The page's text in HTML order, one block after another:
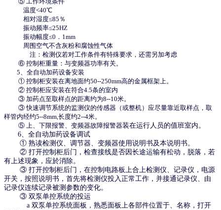
温度<40℃
相对湿度≤85％
振动频率≤25HZ
振动幅度≤0．1mm
周围空气不含灰粉和腐蚀性气体
注：检测仪若对工作条件有特殊要求，还需另加考虑
⑥ 控制柜重量：与变频器功率有关。
5、全自动加药设备安装
① 控制柜安装在离地面约50--250mm高的金属框架上。
② 控制柜应安装在符合4.5条的室内
③ 加药点至取样点的距离约为8--10米。
③ 快速调节系统的监测仪的传感器（或整机）应尽量靠近取样点，取
样管内经约5--8mm,长度约2--4米。
⑤ 上、下限报警、变频器故障报警器装在运行人员的值班室内。
6、全自动加药设备调试
① 熟读检测仪、调节器、变频器使用说明书及本说明书。
② 打开控制柜后门，检查接线是否因长途运输有松动，脱落，若
有上述现象，应於消除。
③ 打开控制柜后门，在控制电路板上合上检测仪、记录仪，电源
开关，按照说明书，首先将检测仪投入正常工作，并接通记录仪、由
记录仪连续记录被测参数的变化。
③ 双泵单控系统的投运
a 双泵单控系统面板，熟悉面板上各部件位置于、名称，打开